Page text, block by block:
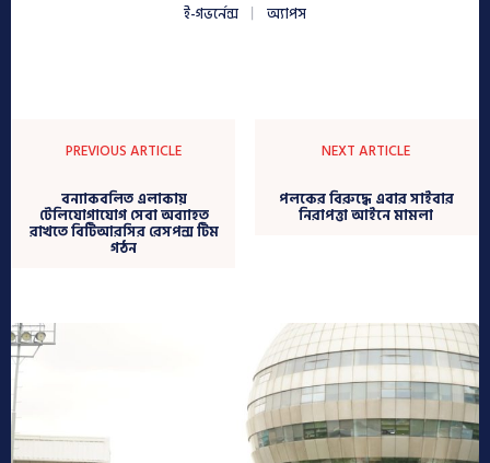
ই-গভর্নেন্স
অ্যাপস
PREVIOUS ARTICLE
বন্যাকবলিত এলাকায়
টেলিযোগাযোগ সেবা অব্যাহত
রাখতে বিটিআরসির রেসপন্স টিম
গঠন
NEXT ARTICLE
পলকের বিরুদ্ধে এবার সাইবার
নিরাপত্তা আইনে মামলা